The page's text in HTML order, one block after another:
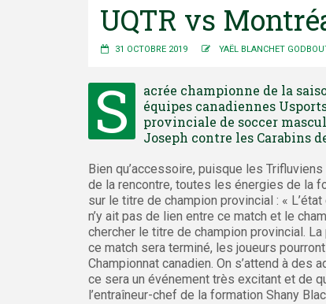
UQTR vs
31 OCTOBRE 2019 YAËL BLANCHET
S
acrée championne de la
équipes canadiennes
provinciale de soccer
Joseph contre les Carabins
Bien qu’accessoire, puisque les
de la rencontre, toutes les énergies de la
sur le titre de champion provincial : «
n’y ait pas de lien entre ce match et le
chercher le titre de champion provincial.
ce match sera terminé, les joueurs
Championnat canadien. On s’attend à
ce sera un événement très excitant et de
l’entraîneur-chef de la formation Shany